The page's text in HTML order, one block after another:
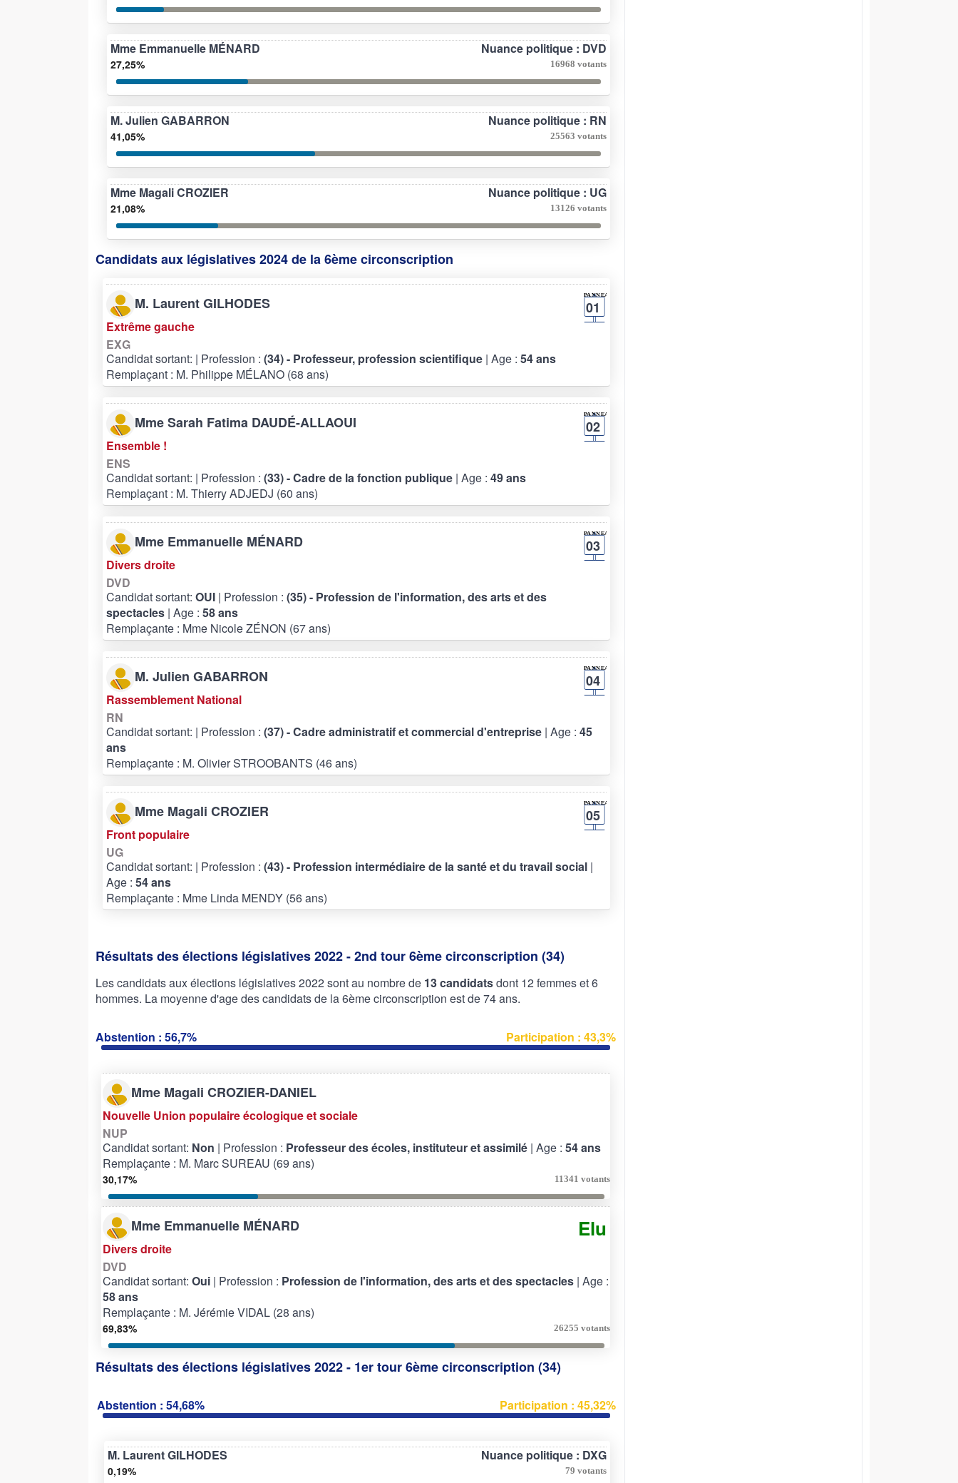
Mme Emmanuelle MÉNARD Nuance politique : DVD
27,25% 16968 votants
M. Julien GABARRON Nuance politique : RN
41,05% 25563 votants
Mme Magali CROZIER Nuance politique : UG
21,08% 13126 votants
Candidats aux législatives 2024 de la 6ème circonscription
M. Laurent GILHODES 01
Extrême gauche
EXG
Candidat sortant: | Profession : (34) - Professeur, profession scientifique | Age : 54 ans
Remplaçant : M. Philippe MÉLANO (68 ans)
Mme Sarah Fatima DAUDÉ-ALLAOUI 02
Ensemble !
ENS
Candidat sortant: | Profession : (33) - Cadre de la fonction publique | Age : 49 ans
Remplaçant : M. Thierry ADJEDJ (60 ans)
Mme Emmanuelle MÉNARD 03
Divers droite
DVD
Candidat sortant: OUI | Profession : (35) - Profession de l'information, des arts et des
spectacles | Age : 58 ans
Remplaçante : Mme Nicole ZÉNON (67 ans)
M. Julien GABARRON 04
Rassemblement National
RN
Candidat sortant: | Profession : (37) - Cadre administratif et commercial d'entreprise | Age : 45
ans
Remplaçante : M. Olivier STROOBANTS (46 ans)
Mme Magali CROZIER 05
Front populaire
UG
Candidat sortant: | Profession : (43) - Profession intermédiaire de la santé et du travail social |
Age : 54 ans
Remplaçante : Mme Linda MENDY (56 ans)
Résultats des élections législatives 2022 - 2nd tour 6ème circonscription (34)
Les candidats aux élections législatives 2022 sont au nombre de 13 candidatsdont 12 femmes et 6
hommes. La moyenne d'age des candidats de la 6ème circonscription est de 74 ans.
Abstention : 56,7% Participation : 43,3%
Mme Magali CROZIER-DANIEL
Nouvelle Union populaire écologique et sociale
NUP
Candidat sortant: Non | Profession : Professeur des écoles, instituteur et assimilé | Age : 54 ans
Remplaçante : M. Marc SUREAU (69 ans)
30,17% 11341 votants
Mme Emmanuelle MÉNARD Elu
Divers droite
DVD
Candidat sortant: Oui | Profession : Profession de l'information, des arts et des spectacles | Age :
58 ans
Remplaçante : M. Jérémie VIDAL (28 ans)
69,83% 26255 votants
Résultats des élections législatives 2022 - 1er tour 6ème circonscription (34)
Abstention : 54,68% Participation : 45,32%
M. Laurent GILHODES Nuance politique : DXG
0,19% 79 votants